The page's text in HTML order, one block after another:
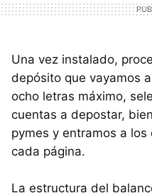
Una vez instalado,
depósito que vayamos
ocho letras máximo,
cuentas a depostar,
pymes y entramos a
cada página.
La estructura del